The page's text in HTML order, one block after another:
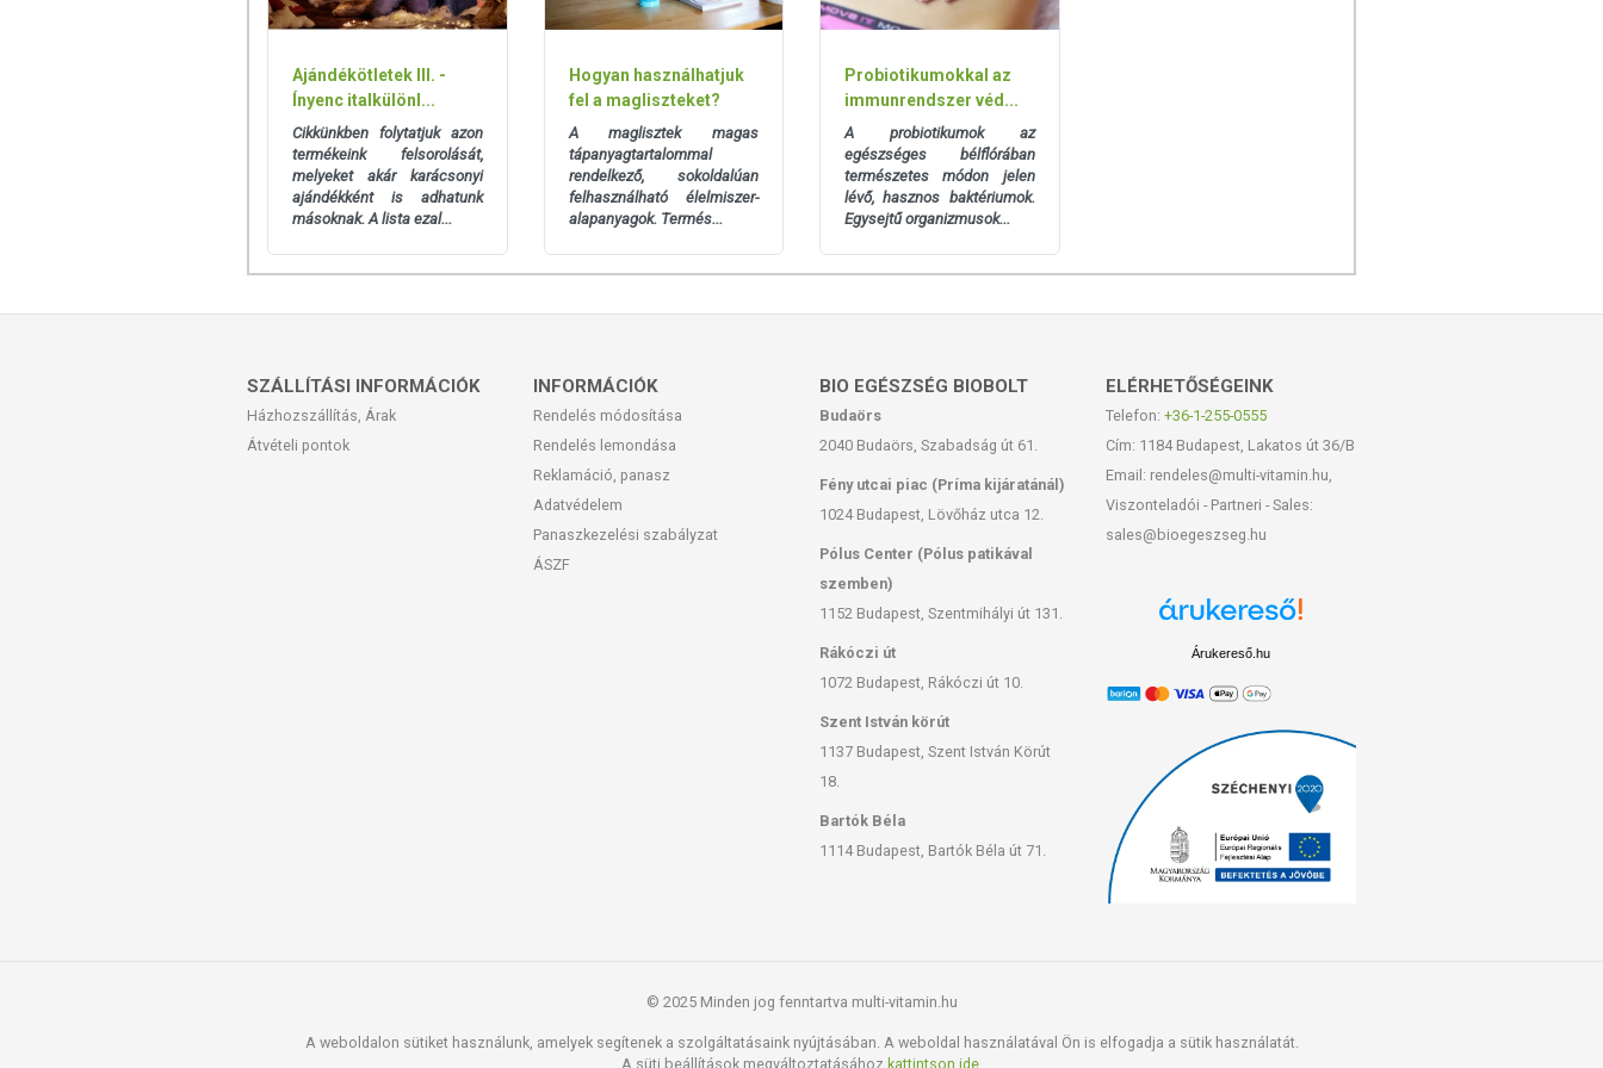
Só: 0 g
TOVÁBBI TUDNIVALÓK
Használat előtt felrázandó.
Tárolás:Hűvös, száraz helyen tartandó. Felbontás után hűtőszekrényben eltartható 4-5 napig.
Az oldalunkon lévő adatokat folyamatosan frissítjük, törekszünk arra, hogy naprakészek legyenek.
termékfotókat, tápérték-, összetétel-, és allergén információkat is) csak tájékoztató jellegűek, a tényleges
Ajándékötletek III. -
Ínyenc italkülönl...
Cikkünkben folytatjuk azon
termékeink felsorolását,
melyeket akár karácsonyi
ajándékként is adhatunk
másoknak. A lista ezal...
Hogyan használhatjuk
fel a magliszteket?
A maglisztek magas
tápanyagtartalommal
rendelkező, sokoldalúan
felhasználható élelmiszer-
alapanyagok. Termés...
Probiotikumokkal az
immunrendszer véd...
A probiotikumok az
egészséges bélflórában
természetes módon jelen
lévő, hasznos baktériumok.
Egysejtű organizmusok...
SZÁLLÍTÁSI INFORMÁCIÓK
Házhozszállítás, Árak
Átvételi pontok
INFORMÁCIÓK
Rendelés módosítása
Rendelés lemondása
Reklamáció, panasz
Adatvédelem
Panaszkezelési szabályzat
ÁSZF
BIO EGÉSZSÉG BIOBOLT
Budaörs
2040 Budaörs, Szabadság út 61.
Fény utcai piac (Príma kijáratánál)
1024 Budapest, Lövőház utca 12.
Pólus Center (Pólus patikával
szemben)
1152 Budapest, Szentmihályi út 131.
Rákóczi út
1072 Budapest, Rákóczi út 10.
Szent István körút
1137 Budapest, Szent István Körút
18.
Bartók Béla
1114 Budapest, Bartók Béla út 71.
ELÉRHETŐSÉGEINK
Telefon: +36-1-255-0555
Cím: 1184 Budapest, Lakatos út 36/B
Email: rendeles@multi-vitamin.hu,
Viszonteladói - Partneri - Sales:
sales@bioegeszseg.hu
Árukereső.hu
© 2025 Minden jog fenntartva multi-vitamin.hu
A weboldalon sütiket használunk, amelyek segítenek a szolgáltatásaink nyújtásában. A weboldal használatával Ön is elfogadja a sütik használatát.
A süti beállítások megváltoztatásához kattintson ide.